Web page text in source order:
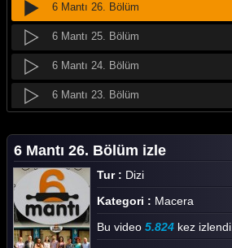
6 Mantı 26. Bölüm
6 Mantı 25. Bölüm
6 Mantı 24. Bölüm
6 Mantı 23. Bölüm
6 Mantı 21. Bölüm
6 Mantı 20. Bölüm
6 Mantı 19. Bölüm
6 Mantı 18. Bölüm
6 Mantı 26. Bölüm izle
Tur : Dizi
Kategori : Macera
Bu video 5.824 kez izlendi.